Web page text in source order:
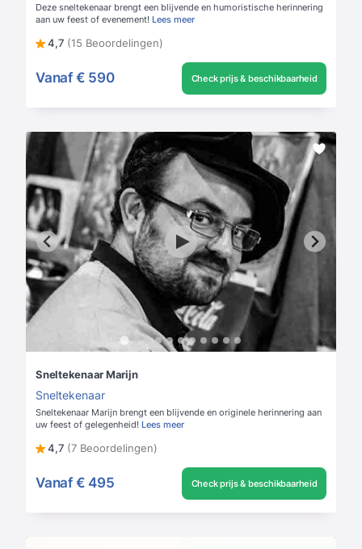
Deze sneltekenaar brengt een blijvende en humoristische herinnering
aan uw feest of evenement! Lees meer
4,7 (15 Beoordelingen)
Vanaf € 590 Check prijs & beschikbaarheid
Sneltekenaar Marijn
Sneltekenaar
Sneltekenaar Marijn brengt een blijvende en originele herinnering aan
uw feest of gelegenheid! Lees meer
4,7 (7 Beoordelingen)
Vanaf € 495 Check prijs & beschikbaarheid